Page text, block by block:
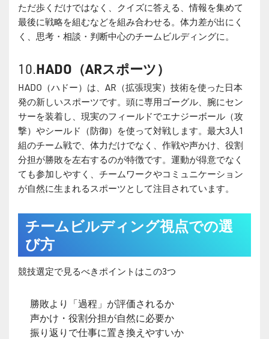
ただ歩くだけではなく、クイズに答える、情報を集めて
最後に戦略を組むなどを組み合わせる。体力差が出にく
く、思考・相談・判断中心のチームビルディングに。
10.HADO （ARスポーツ）
HADO（ハドー）は、AR（拡張現実）技術を使った日本
発の新しいスポーツです。頭に専用ゴーグル、腕にセン
サーを装着し、現実のフィールドでエナジーボール（攻
撃）やシールド（防御）を使って対戦します。最大3人1
組のチーム戦で、体力だけでなく、作戦や声かけ、役割
分担が勝敗を左右するのが特徴です。運動が得意でなく
ても参加しやすく、チームワークやコミュニケーション
が自然に生まれるスポーツとして注目されています。
チームビルディング視点での選
び方
競技選定で見るべきポイントはこの3つ
勝敗より「過程」が評価されるか
声かけ・役割分担が自然に必要か
振り返りで仕事に置き換えやすいか